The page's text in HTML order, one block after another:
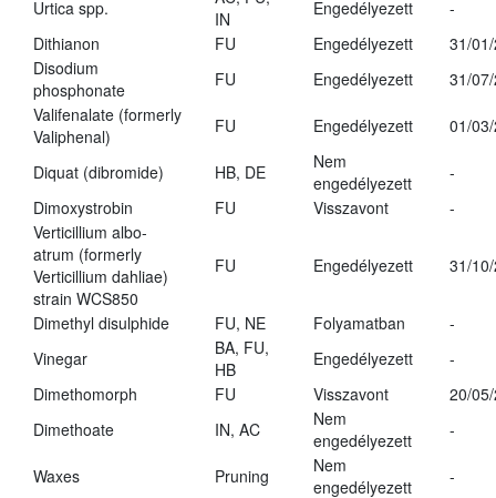
Urtica spp.
IN
Engedélyezett
-
Dithianon
FU Engedélyezett
31/
Disodium
phosphonate
FU Engedélyezett
31/
Valifenalate (formerly
Valiphenal)
FU Engedélyezett 01/
Diquat (dibromide) HB, DE
Nem
engedélyezett
-
Dimoxystrobin
FU Visszavont
-
Verticillium albo-
atrum (formerly
Verticillium dahliae)
strain WCS850
FU Engedélyezett 31/
Dimethyl disulphide FU, NE Folyamatban
-
Vinegar
BA, FU,
HB
Engedélyezett
-
Dimethomorph
FU Visszavont
20/
Dimethoate
IN, AC
Nem
engedélyezett
-
Waxes Pruning
Nem
engedélyezett
-